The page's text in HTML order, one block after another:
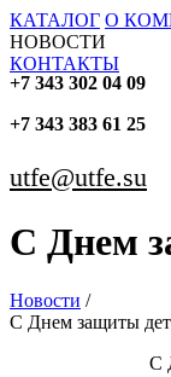
КАТАЛОГ О
НОВОСТИ
КОНТАКТЫ
+7 343 302 04 09
+7 343 383 61 25
utfe@utfe.su
С Днем
Новости /
С Днем защиты
С